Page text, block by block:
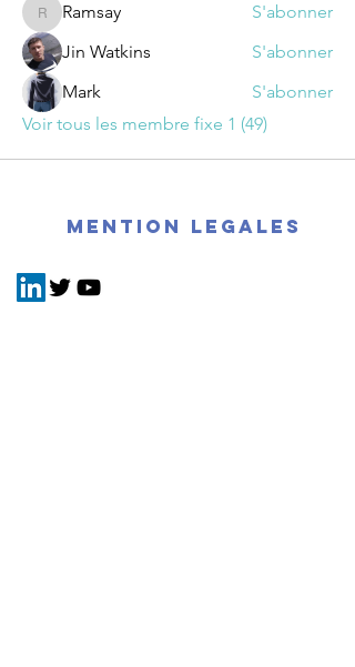
RamsayRamsay
S'abonner
Jin Watkins
S'abonner
Mark
S'abonner
Voir tous les membre fixe 1 (49)
mention legales